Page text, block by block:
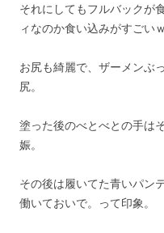
それにしてもフルバックが
ィなのか食い込みがすごいｗ
お尻も綺麗で、ザーメンぶ
尻。
塗った後のべとべとの手は
娠。
その後は履いてた青いパン
働いておいで。って印象。